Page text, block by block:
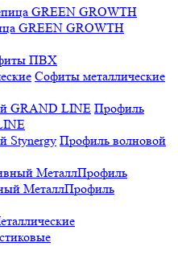
GREEN GROWTH
ПВХ
Софиты металлические
Профиль
Профиль волновой
МеталлПрофиль